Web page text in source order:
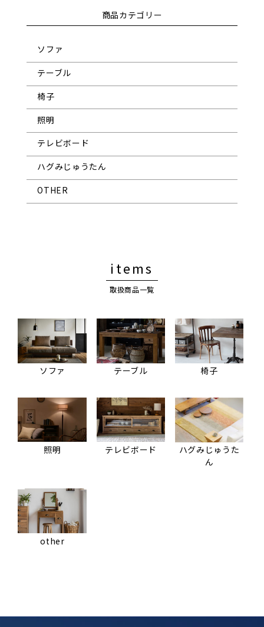
商品カテゴリー
ソファ
テーブル
椅子
照明
テレビボード
ハグみじゅうたん
OTHER
items
取扱商品一覧
ソファ テーブル 椅子
照明 テレビボード
ハグみじゅうた
ん
other